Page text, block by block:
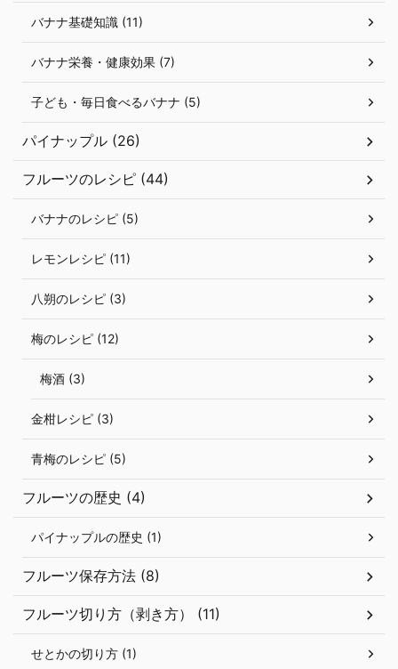
バナナ基礎知識 (11)
バナナ栄養・健康効果 (7)
子ども・毎日食べるバナナ (5)
パイナップル (26)
フルーツのレシピ (44)
バナナのレシピ (5)
レモンレシピ (11)
八朔のレシピ (3)
梅のレシピ (12)
梅酒 (3)
金柑レシピ (3)
青梅のレシピ (5)
フルーツの歴史 (4)
パイナップルの歴史 (1)
フルーツ保存方法 (8)
フルーツ切り方（剥き方） (11)
せとかの切り方 (1)